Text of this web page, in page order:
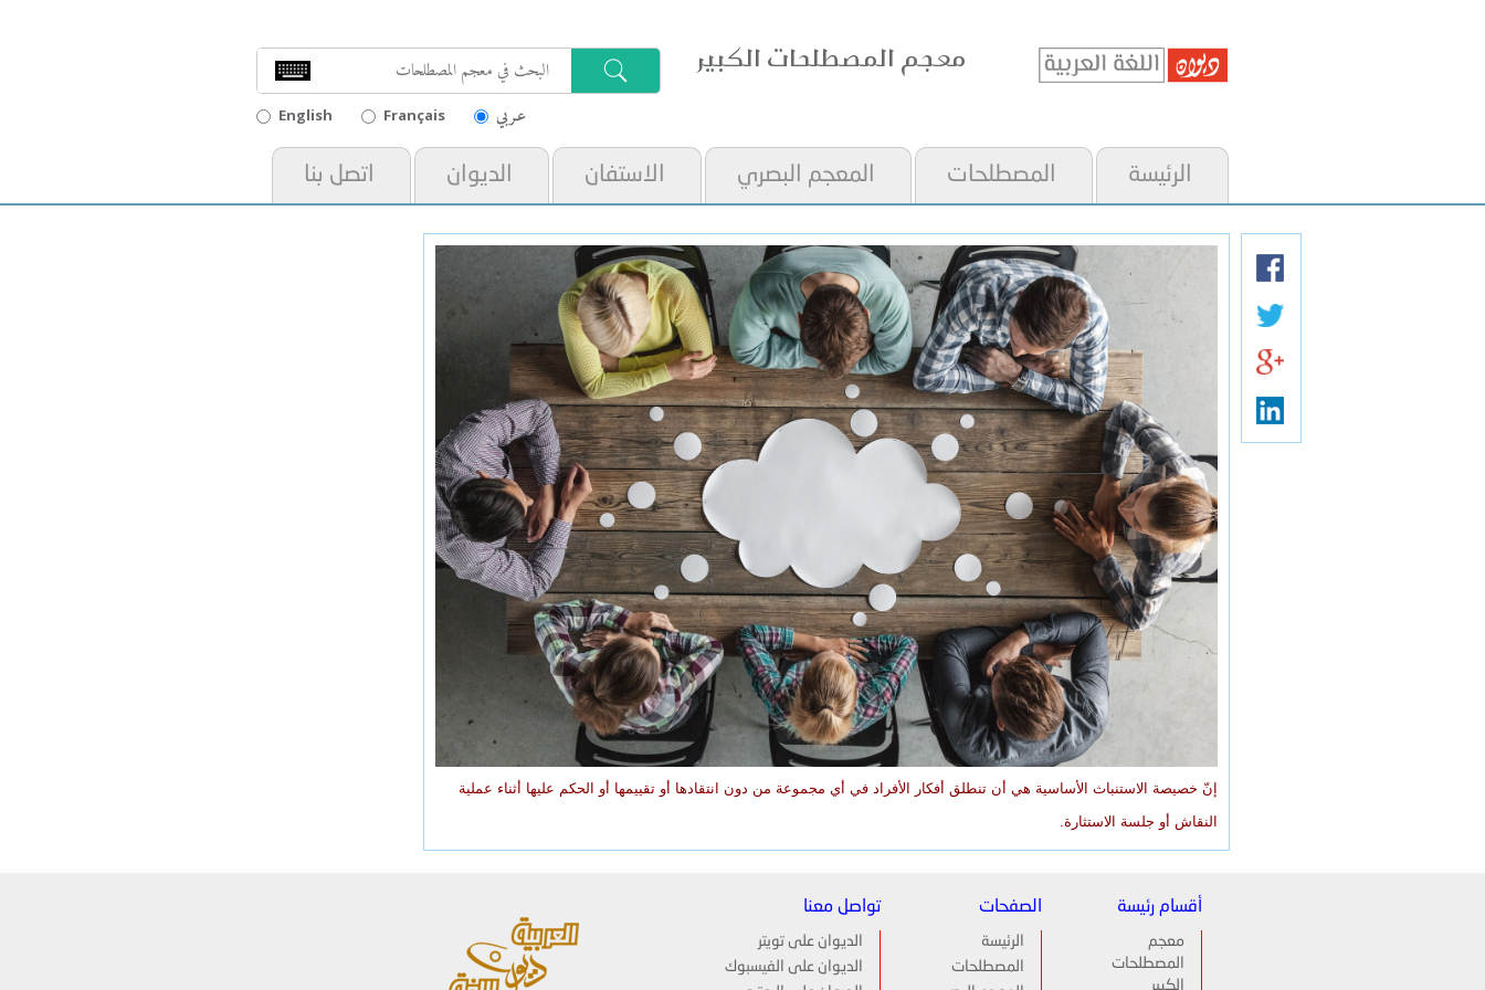
معجم المصطلحات الكبير
English Français عـربي
الرئيسة المصطلحات المعجم البصري الاستفان الديوان اتصل بنا
إنّ خصيصة الاستنباث الأساسية هي أن تنطلق أفكار الأفراد في أي مجموعة من دون انتقادها أو تقييمها أو الحكم عليها أثناء عملية
النقاش أو جلسة الاستثارة.
أقسام رئيسة
معجم
المصطلحات
الكبير
الصفحات
الرئيسة
المصطلحات
تواصل معنا
الديوان على تويتر
الديوان على الفيسبوك